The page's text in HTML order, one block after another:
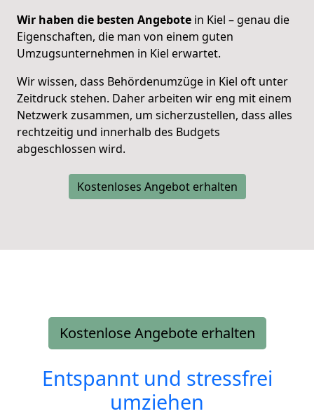
Wir haben die besten Angebote in Kiel – genau die
Eigenschaften, die man von einem guten
Umzugsunternehmen in Kiel erwartet.
Wir wissen, dass Behördenumzüge in Kiel oft unter
Zeitdruck stehen. Daher arbeiten wir eng mit einem
Netzwerk zusammen, um sicherzustellen, dass alles
rechtzeitig und innerhalb des Budgets
abgeschlossen wird.
Kostenloses Angebot erhalten
Kostenlose Angebote erhalten
Entspannt und stressfrei
umziehen